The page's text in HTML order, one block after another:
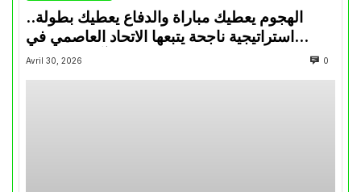
الهجوم يعطيك مباراة والدفاع يعطيك بطولة..
استراتيجية ناجحة يتبعها الاتحاد العاصمي في
تتويجاته آخر السنوات
Avril 30, 2026 0